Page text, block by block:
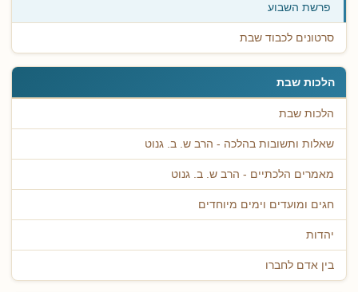
פרשת השבוע
סרטונים לכבוד שבת
הלכות שבת
הלכות שבת
שאלות ותשובות בהלכה - הרב ש. ב. גנוט
מאמרים הלכתיים - הרב ש. ב. גנוט
חגים ומועדים וימים מיוחדים
יהדות
בין אדם לחברו